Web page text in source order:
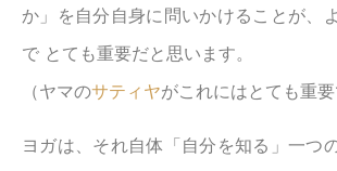
か」を自分自身に問いかけることが、
で とても重要だと思います。
（ヤマのサティヤがこれにはとても重要
ヨガは、それ自体「自分を知る」一つ